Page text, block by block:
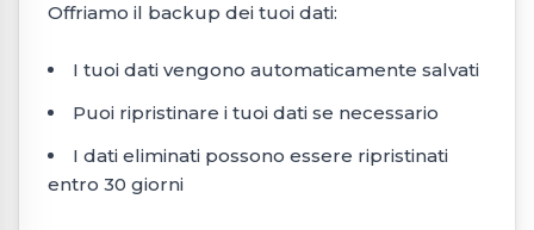
Offriamo il backup dei tuoi dati:
I tuoi dati vengono automaticamente salvati
Puoi ripristinare i tuoi dati se necessario
I dati eliminati possono essere ripristinati
entro 30 giorni